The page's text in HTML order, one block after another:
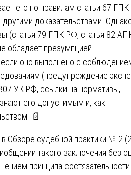
его по правилам статьи 67
доказательствами.
(статья 79 ГПК РФ, статья 82
обладает презумпцией
оно выполнено с
(предупреждение
УК РФ, ссылки на нормативы,
его допустимым и, как
📄
Обзоре судебной практики № 2
такого заключения без
принципа состязательности.